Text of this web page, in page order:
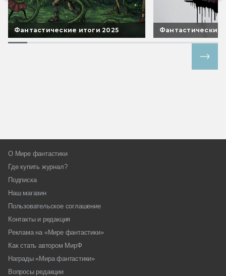
Фантастические итоги 2025 Фантастические
О Мире фантастики
Где купить журнал?
Подписка
Наш магазин
Пользовательское соглашение
Контакты и редакция
Реклама на «Мире фантастики»
Как стать автором МирФ
Награды «Мира фантастики»
Вопросы редакции